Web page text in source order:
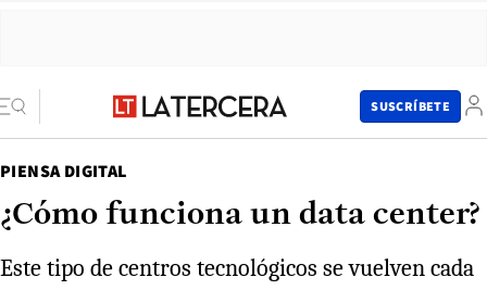
SUSCRÍBETE
PIENSA DIGITAL
¿Cómo funciona un data center?
Este tipo de centros tecnológicos se vuelven cada